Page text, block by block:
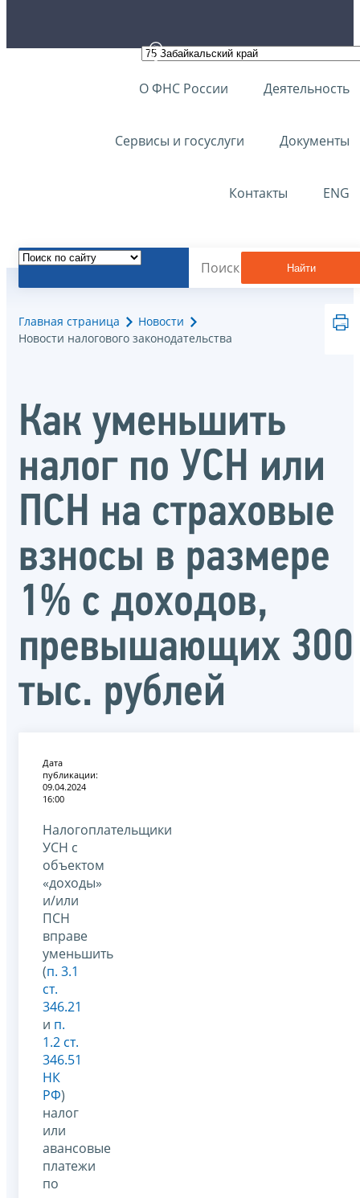
О ФНС России Деятельность
Сервисы и госуслуги Документы
Контакты ENG
Найти
Главная страница
Новости
Новости налогового законодательства
Как уменьшить
налог по УСН или
ПСН на страховые
взносы в размере
1% с доходов,
превышающих 300
тыс. рублей
Дата
публикации:
09.04.2024
16:00
Налогоплательщики
УСН с
объектом
«доходы»
и/или
ПСН
вправе
уменьшить
(п. 3.1
ст.
346.21
и п.
1.2 ст.
346.51
НК
РФ)
налог
или
авансовые
платежи
по